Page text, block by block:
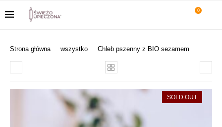
0
Strona główna wszystko Chleb pszenny z BIO sezamem
SOLD OUT